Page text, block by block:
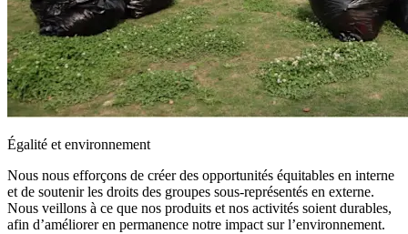
Égalité et environnement
Nous nous efforçons de créer des opportunités équitables en interne
et de soutenir les droits des groupes sous-représentés en externe.
Nous veillons à ce que nos produits et nos activités soient durables,
afin d’améliorer en permanence notre impact sur l’environnement.